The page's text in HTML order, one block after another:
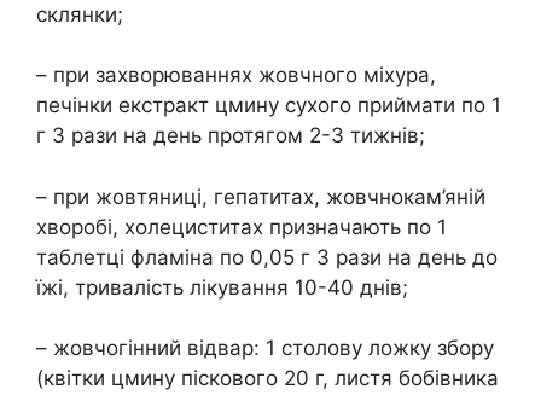
склянки;
– при захворюваннях жовчного міхура,
печінки екстракт цмину сухого приймати по 1
г 3 рази на день протягом 2-3 тижнів;
– при жовтяниці, гепатитах, жовчнокам’яній
хворобі, холециститах призначають по 1
таблетці фламіна по 0,05 г 3 рази на день до
їжі, тривалість лікування 10-40 днів;
– жовчогінний відвар: 1 столову ложку збору
(квітки цмину піскового 20 г, листя бобівника